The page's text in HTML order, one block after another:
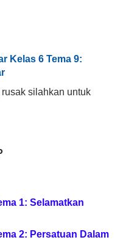
Kelas 6 Tema 9:
silahkan untuk
1: Selamatkan
2: Persatuan Dalam